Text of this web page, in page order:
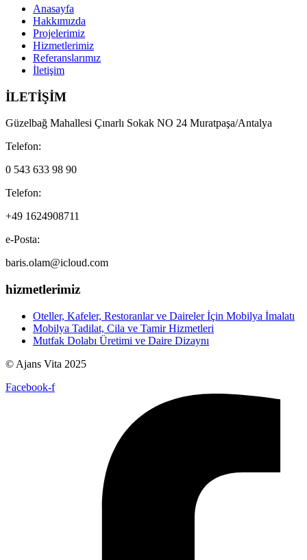
Anasayfa
Hakkımızda
Projelerimiz
Hizmetlerimiz
Referanslarımız
İletişim
İLETİŞİM
Güzelbağ Mahallesi Çınarlı Sokak NO 24 Muratpaşa/Antalya
Telefon:
0 543 633 98 90
Telefon:
+49 1624908711
e-Posta:
baris.olam@icloud.com
hizmetlerimiz
Oteller, Kafeler, Restoranlar ve Daireler İçin Mobilya İmalatı
Mobilya Tadilat, Cila ve Tamir Hizmetleri
Mutfak Dolabı Üretimi ve Daire Dizaynı
© Ajans Vita 2025
Facebook-f